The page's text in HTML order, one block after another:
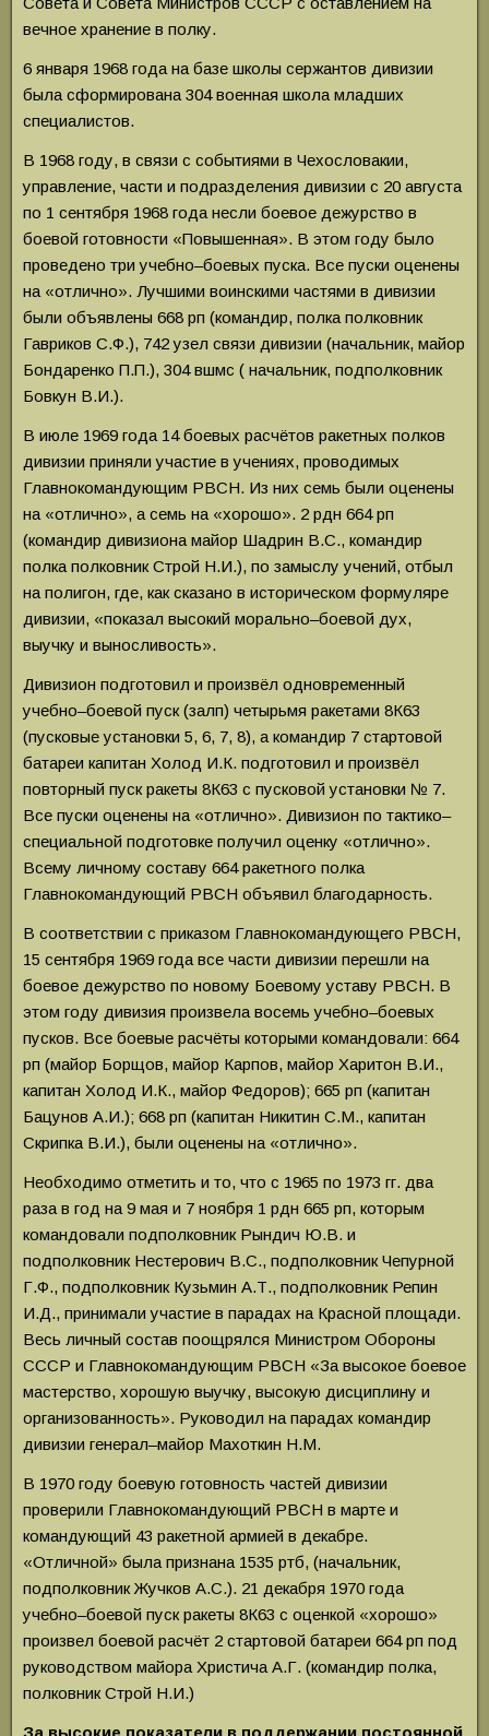
вечное хранение в полку.
6 января 1968 года на базе школы сержантов дивизии
была сформирована 304 военная школа младших
специалистов.
В 1968 году, в связи с событиями в Чехословакии,
управление, части и подразделения дивизии с 20 августа
по 1 сентября 1968 года несли боевое дежурство в
боевой готовности «Повышенная». В этом году было
проведено три учебно–боевых пуска. Все пуски оценены
на «отлично». Лучшими воинскими частями в дивизии
были объявлены 668 рп (командир, полка полковник
Гавриков С.Ф.), 742 узел связи дивизии (начальник, майор
Бондаренко П.П.), 304 вшмс ( начальник, подполковник
Бовкун В.И.).
В июле 1969 года 14 боевых расчётов ракетных полков
дивизии приняли участие в учениях, проводимых
Главнокомандующим РВСН. Из них семь были оценены
на «отлично», а семь на «хорошо». 2 рдн 664 рп
(командир дивизиона майор Шадрин В.С., командир
полка полковник Строй Н.И.), по замыслу учений, отбыл
на полигон, где, как сказано в историческом формуляре
дивизии, «показал высокий морально–боевой дух,
выучку и выносливость».
Дивизион подготовил и произвёл одновременный
учебно–боевой пуск (залп) четырьмя ракетами 8К63
(пусковые установки 5, 6, 7, 8), а командир 7 стартовой
батареи капитан Холод И.К. подготовил и произвёл
повторный пуск ракеты 8К63 с пусковой установки № 7.
Все пуски оценены на «отлично». Дивизион по тактико–
специальной подготовке получил оценку «отлично».
Всему личному составу 664 ракетного полка
Главнокомандующий РВСН объявил благодарность.
В соответствии с приказом Главнокомандующего РВСН,
15 сентября 1969 года все части дивизии перешли на
боевое дежурство по новому Боевому уставу РВСН. В
этом году дивизия произвела восемь учебно–боевых
пусков. Все боевые расчёты которыми командовали: 664
рп (майор Борщов, майор Карпов, майор Харитон В.И.,
капитан Холод И.К., майор Федоров); 665 рп (капитан
Бацунов А.И.); 668 рп (капитан Никитин С.М., капитан
Скрипка В.И.), были оценены на «отлично».
Необходимо отметить и то, что с 1965 по 1973 гг. два
раза в год на 9 мая и 7 ноября 1 рдн 665 рп, которым
командовали подполковник Рындич Ю.В. и
подполковник Нестерович В.С., подполковник Чепурной
Г.Ф., подполковник Кузьмин А.Т., подполковник Репин
И.Д., принимали участие в парадах на Красной площади.
Весь личный состав поощрялся Министром Обороны
СССР и Главнокомандующим РВСН «За высокое боевое
мастерство, хорошую выучку, высокую дисциплину и
организованность». Руководил на парадах командир
дивизии генерал–майор Махоткин Н.М.
В 1970 году боевую готовность частей дивизии
проверили Главнокомандующий РВСН в марте и
командующий 43 ракетной армией в декабре.
«Отличной» была признана 1535 ртб, (начальник,
подполковник Жучков А.С.). 21 декабря 1970 года
учебно–боевой пуск ракеты 8К63 с оценкой «хорошо»
произвел боевой расчёт 2 стартовой батареи 664 рп под
руководством майора Христича А.Г. (командир полка,
полковник Строй Н.И.)
За высокие показатели в поддержании постоянной